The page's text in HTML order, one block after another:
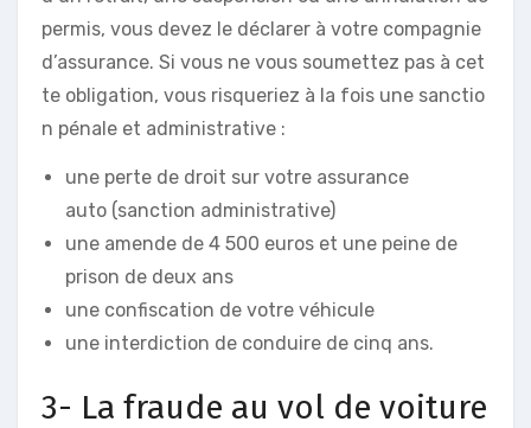
permis, vous devez le déclarer à votre compagnie
d’assurance. Si vous ne vous soumettez pas à cet
te obligation, vous risqueriez à la fois une sanctio
n pénale et administrative :
une perte de droit sur votre assurance
auto (sanction administrative)
une amende de 4 500 euros et une peine de
prison de deux ans
une confiscation de votre véhicule
une interdiction de conduire de cinq ans.
3- La fraude au vol de voiture